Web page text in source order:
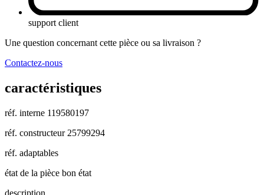
support client
Une question concernant cette pièce ou sa livraison ?
Contactez-nous
caractéristiques
réf. interne 119580197
réf. constructeur 25799294
réf. adaptables
état de la pièce bon état
description